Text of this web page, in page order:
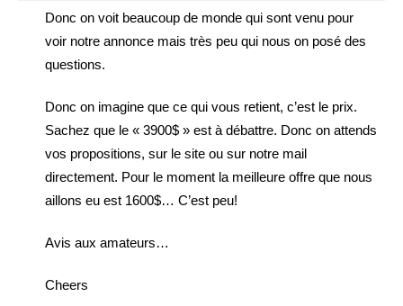
Donc on voit beaucoup de monde qui sont venu pour
voir notre annonce mais très peu qui nous on posé des
questions.
Donc on imagine que ce qui vous retient, c’est le prix.
Sachez que le « 3900$ » est à débattre. Donc on attends
vos propositions, sur le site ou sur notre mail
directement. Pour le moment la meilleure offre que nous
aillons eu est 1600$… C’est peu!
Avis aux amateurs…
Cheers